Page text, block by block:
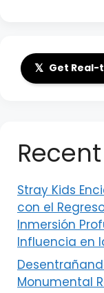
𝕏 Get Real-
Stray Kids
con el Regreso
Inmersión
Influencia en
Monumental